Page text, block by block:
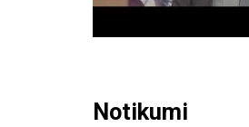
Notikumi